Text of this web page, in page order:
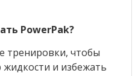
PowerPak?
тренировки, чтобы
и избежать